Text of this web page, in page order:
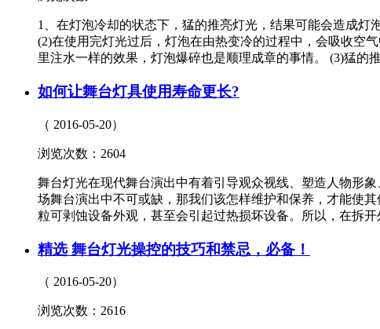
1、在灯泡冷却的状态下，猛的推亮灯光，结果可能会造成灯
(2)在使用完灯光过后，灯泡在由热变冷的过程中，会吸收空
里注水一样的效果，灯泡爆碎也是顺理成章的事情。 (3)猛
如何让舞台灯具使用寿命更长?
（ 2016-05-20）
浏览次数：2604
舞台灯光在现代舞台演出中有着引导观众视线、塑造人物形
场舞台演出中不可或缺，那我们该怎样维护和保养，才能使
粒可剥蚀设备外观，甚至会引起过热损坏设备。所以，在拆
精选 舞台灯光操控的技巧和禁忌，必备！
（ 2016-05-20）
浏览次数：2616